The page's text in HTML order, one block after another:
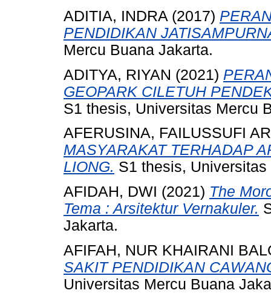
ADITIA, INDRA (2017)
PENDIDIKAN
Mercu Buana Jakarta.
ADITYA, RIYAN (2021)
GEOPARK CILETUH
S1 thesis, Universitas Mercu
AFERUSINA, FAILUSSUFI
MASYARAKAT TERHADAP
LIONG. S1 thesis,
AFIDAH, DWI (2021) The
Tema : Arsitektur Vernakuler.
Jakarta.
AFIFAH, NUR KHAIRANI
SAKIT PENDIDIKAN
Universitas Mercu Buana